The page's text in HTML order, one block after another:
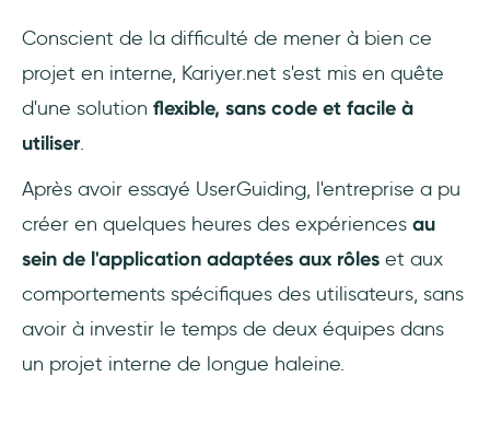
Conscient de la difficulté de mener à bien ce
projet en interne, Kariyer.net s'est mis en quête
d'une solution flexible, sans code et facile à
utiliser.
Après avoir essayé UserGuiding, l'entreprise a pu
créer en quelques heures des expériences au
sein de l'application adaptées aux rôles et aux
comportements spécifiques des utilisateurs, sans
avoir à investir le temps de deux équipes dans
un projet interne de longue haleine.